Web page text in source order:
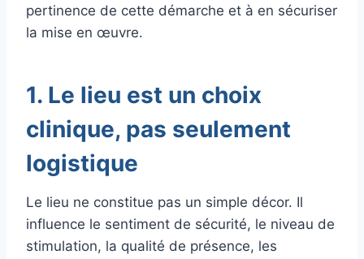
pertinence de cette démarche et à en sécuriser
la mise en œuvre.
1. Le lieu est un choix
clinique, pas seulement
logistique
Le lieu ne constitue pas un simple décor. Il
influence le sentiment de sécurité, le niveau de
stimulation, la qualité de présence, les